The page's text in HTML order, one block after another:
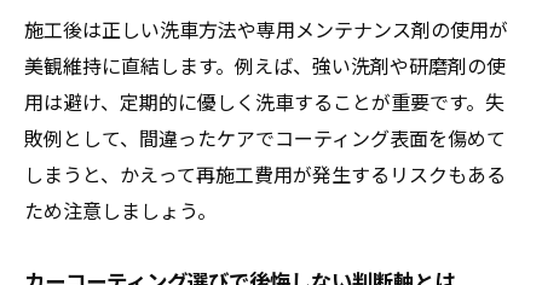
施工後は正しい洗車方法や専用メンテナンス剤の使用が
美観維持に直結します。例えば、強い洗剤や研磨剤の使
用は避け、定期的に優しく洗車することが重要です。失
敗例として、間違ったケアでコーティング表面を傷めて
しまうと、かえって再施工費用が発生するリスクもある
ため注意しましょう。